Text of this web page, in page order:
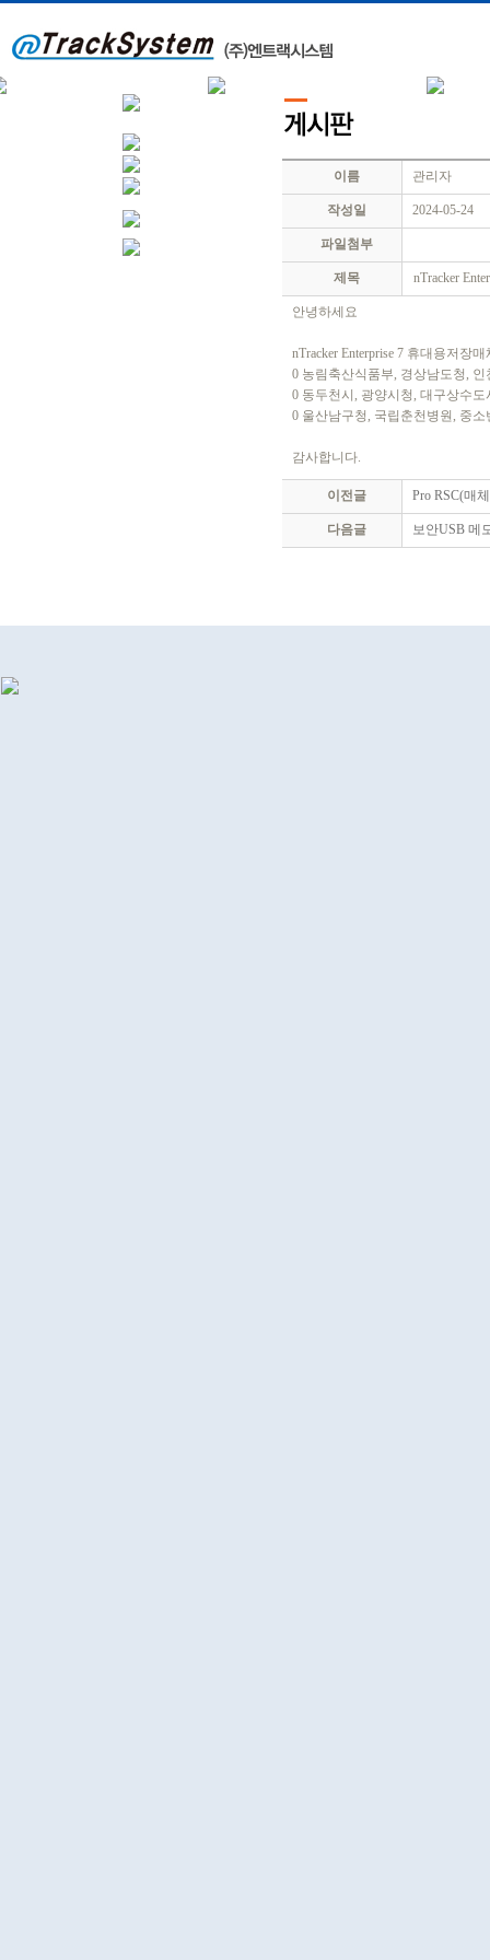
이름 관리자
작성일 2024-05-24
파일첨부
제목 nTracker
안녕하세요
nTracker Enterprise 7 휴대용저장
0 농림축산식품부, 경상남도청,
0 동두천시, 광양시청, 대구상수도
0 울산남구청, 국립춘천병원, 중
감사합니다.
이전글 Pro RSC(매
다음글 보안USB 메